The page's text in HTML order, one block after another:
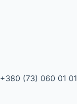
+380 (73) 060 01 01